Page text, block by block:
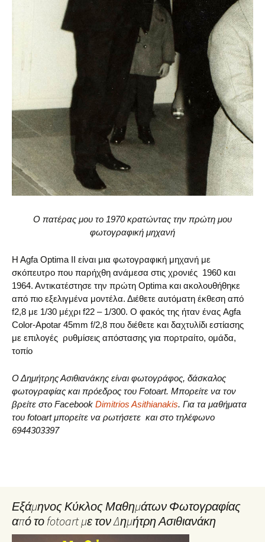
Ο πατέρας μου το 1970 κρατώντας την πρώτη μου
φωτογραφική μηχανή
H Agfa Optima II είναι μια φωτογραφική μηχανή με
σκόπευτρο που παρήχθη ανάμεσα στις χρονιές 1960 και
1964. Αντικατέστησε την πρώτη Optima και ακολουθήθηκε
από πιο εξελιγμένα μοντέλα. Διέθετε αυτόματη έκθεση από
f2,8 με 1/30 μέχρι f22 – 1/300. Ο φακός της ήταν ένας Agfa
Color-Apotar 45mm f/2,8 που διέθετε και δαχτυλίδι εστίασης
με επιλογές ρυθμίσεις απόστασης για πορτραίτο, ομάδα,
τοπίο
Ο Δημήτρης Ασιθιανάκης είναι φωτογράφος, δάσκαλος
φωτογραφίας και πρόεδρος του Fotoart. Μπορείτε να τον
βρείτε στο Facebook Dimitrios Asithianakis. Για τα μαθήματα
του fotoart μπορείτε να ρωτήσετε και στο τηλέφωνο
6944303397
Εξάμηνος Κύκλος Μαθημάτων Φωτογραφίας
από το fotoart με τον Δημήτρη Ασιθιανάκη